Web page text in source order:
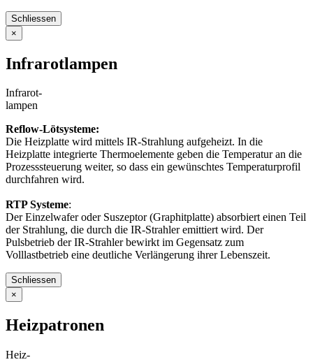
Schliessen
×
Infrarotlampen
Infrarot-
lampen
Reflow-Lötsysteme:
Die Heizplatte wird mittels IR-Strahlung aufgeheizt. In die
Heizplatte integrierte Thermoelemente geben die Temperatur an die
Prozesssteuerung weiter, so dass ein gewünschtes Temperaturprofil
durchfahren wird.
RTP Systeme:
Der Einzelwafer oder Suszeptor (Graphitplatte) absorbiert einen Teil
der Strahlung, die durch die IR-Strahler emittiert wird. Der
Pulsbetrieb der IR-Strahler bewirkt im Gegensatz zum
Volllastbetrieb eine deutliche Verlängerung ihrer Lebenszeit.
Schliessen
×
Heizpatronen
Heiz-